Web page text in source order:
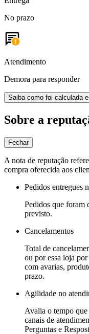
No prazo
Atendimento
Demora para responder
Saiba como foi calculada
Sobre a
Fechar
A nota de reputação
compra oferecida aos
Pedidos entregues
Pedidos que foram
previsto.
Cancelamentos
Total de
ou por essa loja
com avarias,
prazo.
Agilidade no
Avalia o tempo que
canais de
Perguntas e